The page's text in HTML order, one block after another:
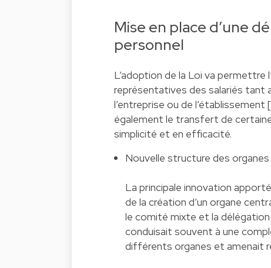
Mise en place d’une
personnel
L’adoption de la Loi va permettre
représentatives des salariés tant
l’entreprise ou de
également le transfert de
simplicité et en efficacité.
Nouvelle structure des
La principale innovation
de la création d’un organe
le comité mixte et la
conduisait souvent à une
différents organes et amenait